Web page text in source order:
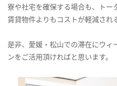
寮や社宅を確保する場合も、トー
賃貸物件よりもコストが軽減され
是非、愛媛・松山での滞在にウィ
ンをご活用頂ければと思います。